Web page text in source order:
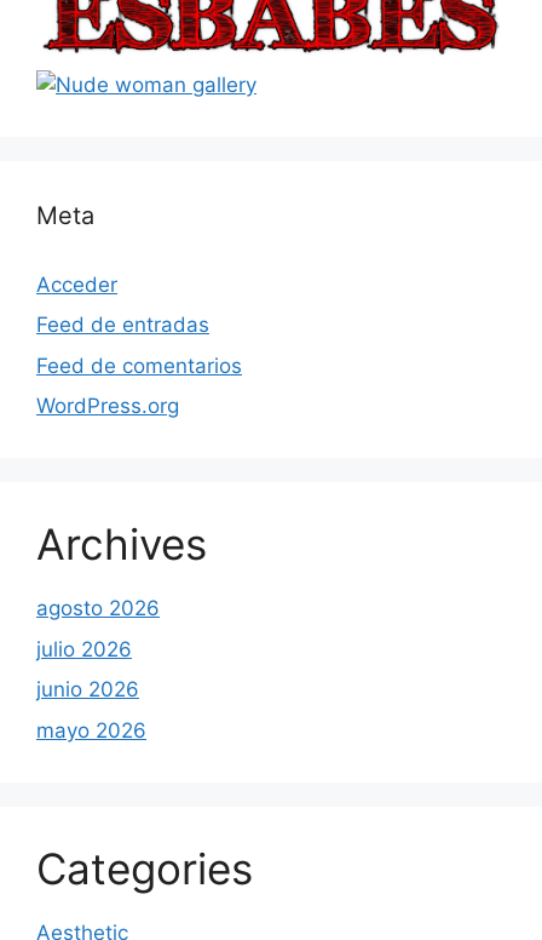
Meta
Acceder
Feed de entradas
Feed de comentarios
WordPress.org
Archives
agosto 2026
julio 2026
junio 2026
mayo 2026
Categories
Aesthetic